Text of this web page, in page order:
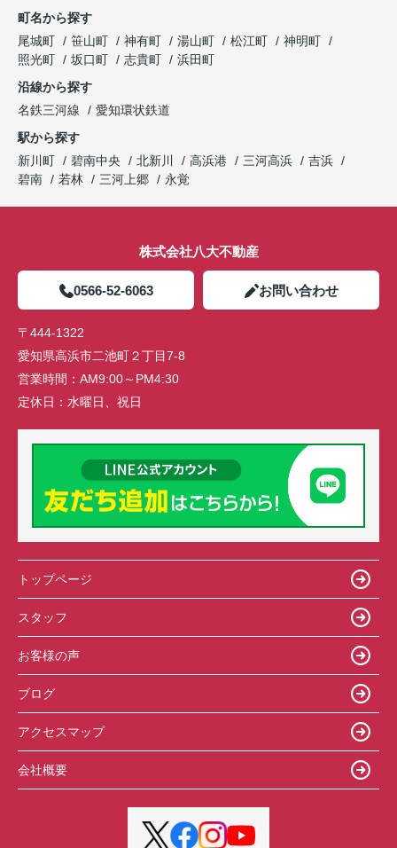
町名から探す
尾城町
笹山町 神有町 湯山町 松江町
神明町
照光町
坂口町 志貴町
浜田町
沿線から探す
名鉄三河線
愛知環状鉄道
駅から探す
新川町
碧南中央 北新川 高浜港 三河高浜
吉浜
碧南
若林 三河上郷 永覚
株式会社八大不動産
0566-52-6063 お問い合わせ
〒444-1322
愛知県高浜市二池町２丁目7-8
営業時間： AM9:00～PM4:30
定休日： 水曜日、祝日
トップページ
スタッフ
お客様の声
ブログ
アクセスマップ
会社概要